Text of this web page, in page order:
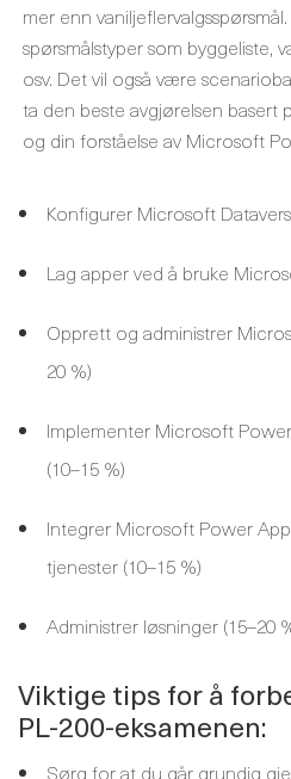
mer enn
spørsmålstyper som byggeliste,
osv. Det vil også være
ta den beste avgjørelsen basert
og din forståelse av Microsoft
Konfigurer Microsoft
Lag apper ved å bruke
Opprett og administrer
20 %)
Implementer Microsoft
(10–15 %)
Integrer Microsoft Power
tjenester (10–15 %)
Administrer løsninger (15–20
Viktige tips for å
PL-200-eksamenen:
Sørg for at du går grundig